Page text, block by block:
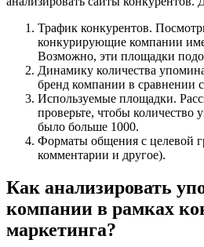
Трафик конкурентов.
конкурирующие компании
Возможно, эти площадки
Динамику количества
бренд компании в сравнении
Используемые площадки.
проверьте, чтобы количество
было больше 1000.
Форматы общения с целевой
комментарии и другое).
Как анализировать
компании в рамках
маркетинга?